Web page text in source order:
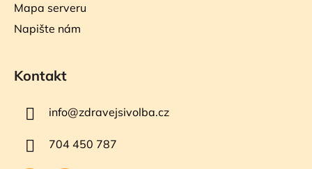
Mapa serveru
Napište nám
Kontakt
info@zdravejsivolba.cz
704 450 787